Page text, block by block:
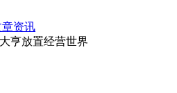
章资讯
亨放置经营世界